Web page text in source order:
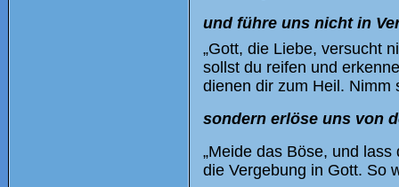
und führe uns nicht in
„Gott, die Liebe, versucht
sollst du reifen und
dienen dir zum Heil. Nimm
sondern erlöse uns von
„Meide das Böse, und
die Vergebung in Gott. So